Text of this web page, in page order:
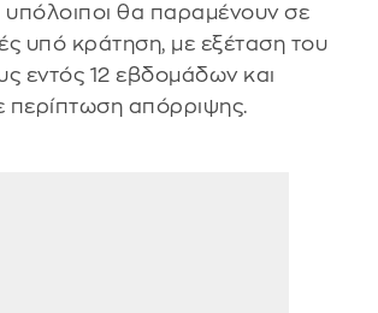
υπόλοιποι θα παραμένουν σε
υπό κράτηση, με εξέταση του
εντός 12 εβδομάδων και
περίπτωση απόρριψης.